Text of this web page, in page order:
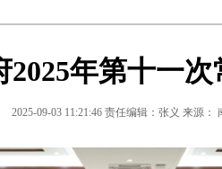
2025年第十一
2025-09-03 11:21:46 责任编辑：张义 来源：